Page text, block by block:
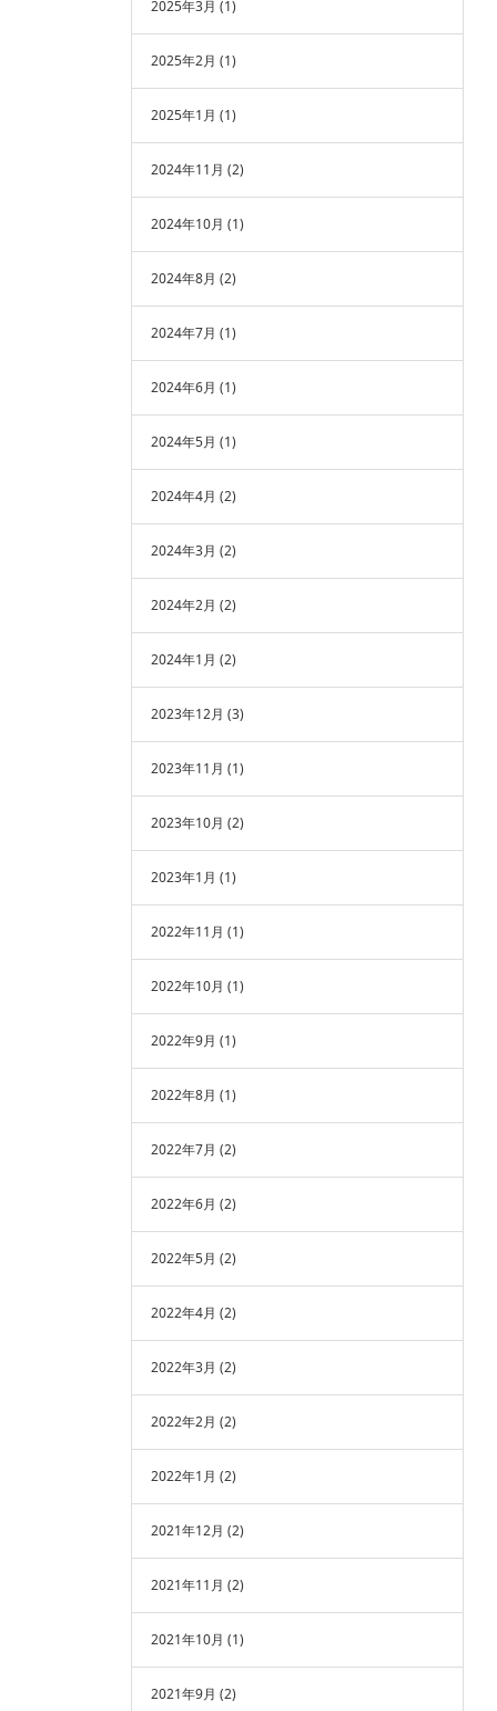
2025年3月 (1)
2025年2月 (1)
2025年1月 (1)
2024年11月 (2)
2024年10月 (1)
2024年8月 (2)
2024年7月 (1)
2024年6月 (1)
2024年5月 (1)
2024年4月 (2)
2024年3月 (2)
2024年2月 (2)
2024年1月 (2)
2023年12月 (3)
2023年11月 (1)
2023年10月 (2)
2023年1月 (1)
2022年11月 (1)
2022年10月 (1)
2022年9月 (1)
2022年8月 (1)
2022年7月 (2)
2022年6月 (2)
2022年5月 (2)
2022年4月 (2)
2022年3月 (2)
2022年2月 (2)
2022年1月 (2)
2021年12月 (2)
2021年11月 (2)
2021年10月 (1)
2021年9月 (2)